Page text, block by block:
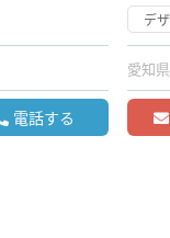
電話する
デ
愛知県